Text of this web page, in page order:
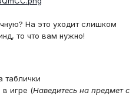
На это уходит слишком
то что вам нужно!
таблички
в игре (Наведитесь на предмет с